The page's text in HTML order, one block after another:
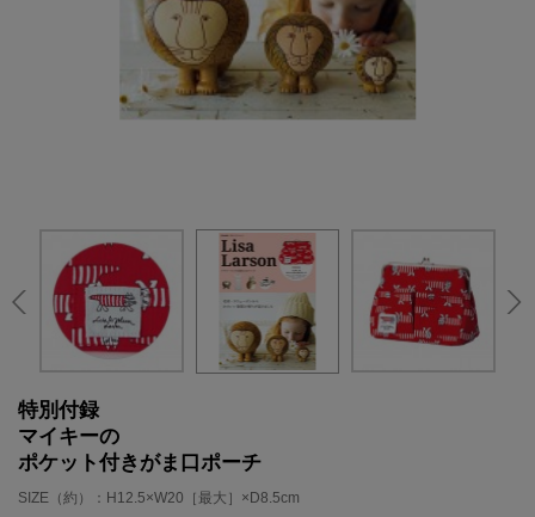
特別付録
マイキーの
ポケット付きがま口ポーチ
SIZE（約）：H12.5×W20［最大］×D8.5cm